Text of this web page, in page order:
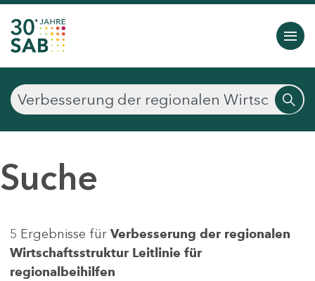
Suche
5 Ergebnisse für Verbesserung der regionalen
Wirtschaftsstruktur Leitlinie für
regionalbeihilfen